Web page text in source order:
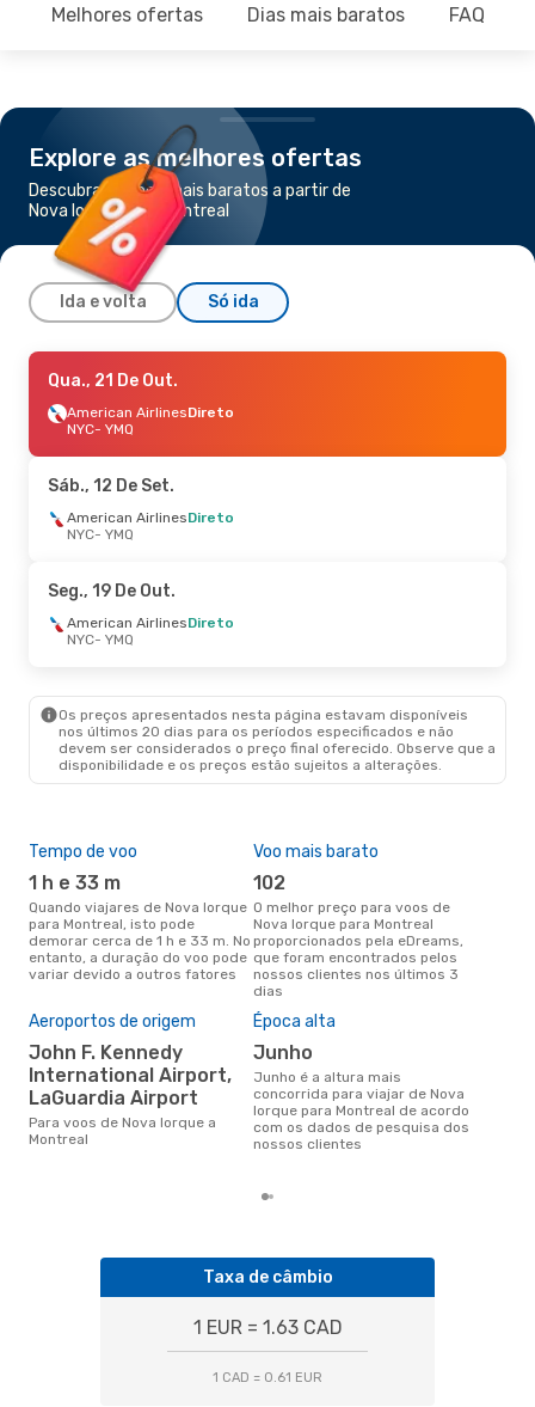
Melhores ofertas Dias mais baratos FAQ
Explore as melhores ofertas
Descubra os voos mais baratos a partir de
Nova Iorque para Montreal
Ida e volta Só ida
Sex., 16 De Out.- Ter., 20 De Out.
Air CanadaDireto
NYC- YMQ
YMQ- NYC
Sáb., 12 De Set.- Dom., 13 De Set.
Air CanadaDireto
YMQ - NYC
Air CanadaDireto
YMQ- NYC
Qua., 21 De Out.
American AirlinesDireto
NYC- YMQ
Sáb., 12 De Set.
American AirlinesDireto
NYC- YMQ
Seg., 19 De Out.
American AirlinesDireto
NYC- YMQ
Os preços apresentados nesta página estavam disponíveis
nos últimos 20 dias para os períodos especificados e não
devem ser considerados o preço final oferecido. Observe que a
disponibilidade e os preços estão sujeitos a alterações.
Tempo de voo
1 h e 33 m
Quando viajares de Nova Iorque
para Montreal, isto pode
demorar cerca de 1 h e 33 m. No
entanto, a duração do voo pode
variar devido a outros fatores
Voo mais barato
102
O melhor preço para voos de
Nova Iorque para Montreal
proporcionados pela eDreams,
que foram encontrados pelos
nossos clientes nos últimos 3
dias
Aeroportos de origem
John F. Kennedy
International Airport,
LaGuardia Airport
Para voos de Nova Iorque a
Montreal
Época alta
junho
junho é a altura mais
concorrida para viajar de Nova
Iorque para Montreal de acordo
com os dados de pesquisa dos
nossos clientes
Taxa de câmbio
1 EUR = 1.63 CAD
1 CAD = 0.61 EUR